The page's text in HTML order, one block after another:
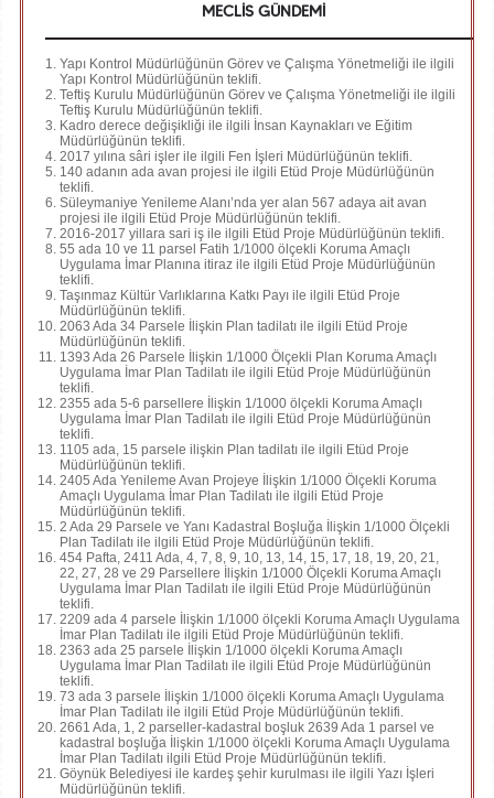
MECLİS GÜNDEMİ
Yapı Kontrol Müdürlüğünün Görev ve Çalışma Yönetmeliği ile ilgili
Yapı Kontrol Müdürlüğünün teklifi.
Teftiş Kurulu Müdürlüğünün Görev ve Çalışma Yönetmeliği ile ilgili
Teftiş Kurulu Müdürlüğünün teklifi.
Kadro derece değişikliği ile ilgili İnsan Kaynakları ve Eğitim
Müdürlüğünün teklifi.
2017 yılına sâri işler ile ilgili Fen İşleri Müdürlüğünün teklifi.
140 adanın ada avan projesi ile ilgili Etüd Proje Müdürlüğünün
teklifi.
Süleymaniye Yenileme Alanı’nda yer alan 567 adaya ait avan
projesi ile ilgili Etüd Proje Müdürlüğünün teklifi.
2016-2017 yillara sari iş ile ilgili Etüd Proje Müdürlüğünün teklifi.
55 ada 10 ve 11 parsel Fatih 1/1000 ölçekli Koruma Amaçlı
Uygulama İmar Planına itiraz ile ilgili Etüd Proje Müdürlüğünün
teklifi.
Taşınmaz Kültür Varlıklarına Katkı Payı ile ilgili Etüd Proje
Müdürlüğünün teklifi.
2063 Ada 34 Parsele İlişkin Plan tadilatı ile ilgili Etüd Proje
Müdürlüğünün teklifi.
1393 Ada 26 Parsele İlişkin 1/1000 Ölçekli Plan Koruma Amaçlı
Uygulama İmar Plan Tadilatı ile ilgili Etüd Proje Müdürlüğünün
teklifi.
2355 ada 5-6 parsellere İlişkin 1/1000 ölçekli Koruma Amaçlı
Uygulama İmar Plan Tadilatı ile ilgili Etüd Proje Müdürlüğünün
teklifi.
1105 ada, 15 parsele ilişkin Plan tadilatı ile ilgili Etüd Proje
Müdürlüğünün teklifi.
2405 Ada Yenileme Avan Projeye İlişkin 1/1000 Ölçekli Koruma
Amaçlı Uygulama İmar Plan Tadilatı ile ilgili Etüd Proje
Müdürlüğünün teklifi.
2 Ada 29 Parsele ve Yanı Kadastral Boşluğa İlişkin 1/1000 Ölçekli
Plan Tadilatı ile ilgili Etüd Proje Müdürlüğünün teklifi.
454 Pafta, 2411 Ada, 4, 7, 8, 9, 10, 13, 14, 15, 17, 18, 19, 20, 21,
22, 27, 28 ve 29 Parsellere İlişkin 1/1000 Ölçekli Koruma Amaçlı
Uygulama İmar Plan Tadilatı ile ilgili Etüd Proje Müdürlüğünün
teklifi.
2209 ada 4 parsele İlişkin 1/1000 ölçekli Koruma Amaçlı Uygulama
İmar Plan Tadilatı ile ilgili Etüd Proje Müdürlüğünün teklifi.
2363 ada 25 parsele İlişkin 1/1000 ölçekli Koruma Amaçlı
Uygulama İmar Plan Tadilatı ile ilgili Etüd Proje Müdürlüğünün
teklifi.
73 ada 3 parsele İlişkin 1/1000 ölçekli Koruma Amaçlı Uygulama
İmar Plan Tadilatı ile ilgili Etüd Proje Müdürlüğünün teklifi.
2661 Ada, 1, 2 parseller-kadastral boşluk 2639 Ada 1 parsel ve
kadastral boşluğa İlişkin 1/1000 ölçekli Koruma Amaçlı Uygulama
İmar Plan Tadilatı ilgili Etüd Proje Müdürlüğünün teklifi.
Göynük Belediyesi ile kardeş şehir kurulması ile ilgili Yazı İşleri
Müdürlüğünün teklifi.